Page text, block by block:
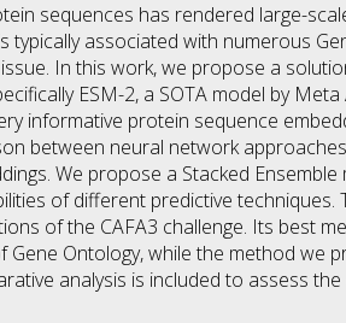
sequences has rendered large-
typically associated with numerous
In this work, we propose a
ESM-2, a SOTA model by
informative protein sequence
between neural network
We propose a Stacked
of different predictive
of the CAFA3 challenge. Its best
Ontology, while the method we
analysis is included to assess